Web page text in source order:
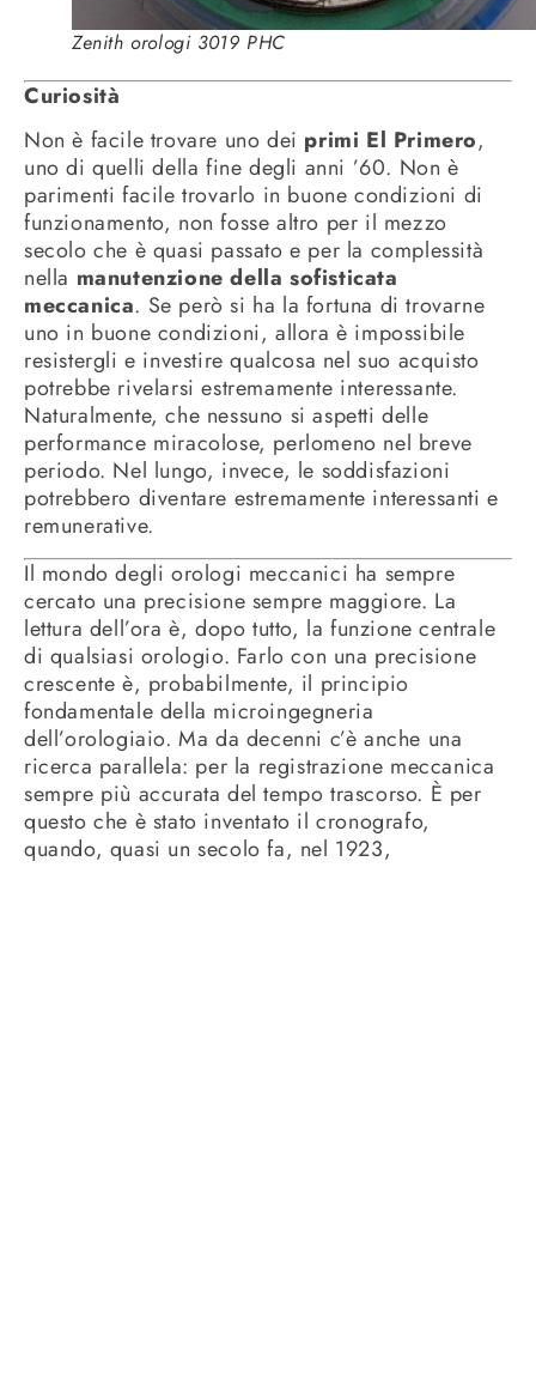
Zenith orologi 3019 PHC
Curiosità
Non è facile trovare uno dei primi El Primero,
uno di quelli della fine degli anni ’60. Non è
parimenti facile trovarlo in buone condizioni di
funzionamento, non fosse altro per il mezzo
secolo che è quasi passato e per la complessità
nella manutenzione della sofisticata
meccanica. Se però si ha la fortuna di trovarne
uno in buone condizioni, allora è impossibile
resistergli e investire qualcosa nel suo acquisto
potrebbe rivelarsi estremamente interessante.
Naturalmente, che nessuno si aspetti delle
performance miracolose, perlomeno nel breve
periodo. Nel lungo, invece, le soddisfazioni
potrebbero diventare estremamente interessanti e
remunerative.
Il mondo degli orologi meccanici ha sempre
cercato una precisione sempre maggiore. La
lettura dell’ora è, dopo tutto, la funzione centrale
di qualsiasi orologio. Farlo con una precisione
crescente è, probabilmente, il principio
fondamentale della microingegneria
dell’orologiaio. Ma da decenni c’è anche una
ricerca parallela: per la registrazione meccanica
sempre più accurata del tempo trascorso. È per
questo che è stato inventato il cronografo,
quando, quasi un secolo fa, nel 1923,